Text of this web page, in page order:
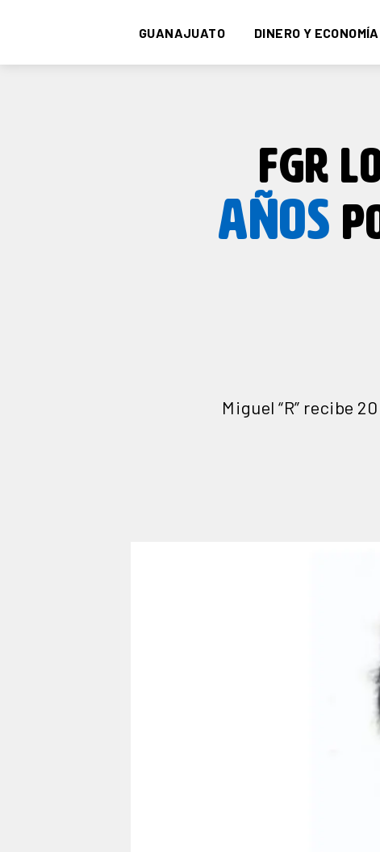
GUANAJUATO DINERO Y ECONOMÍA
FGR
AÑOS
Miguel “R” recibe